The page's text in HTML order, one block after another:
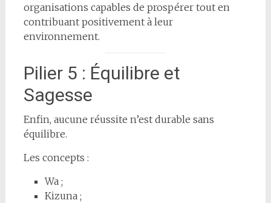
organisations capables de prospérer tout en
contribuant positivement à leur
environnement.
Pilier 5 : Équilibre et
Sagesse
Enfin, aucune réussite n’est durable sans
équilibre.
Les concepts :
Wa ;
Kizuna ;